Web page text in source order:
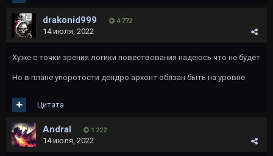
drakonid999 4 772
14 июля, 2022
Хуже с точки зрения логики повествования надеюсь что не будет
Но в плане упоротости дендро архонт обязан быть на уровне
Цитата
Andral 1 222
14 июля, 2022